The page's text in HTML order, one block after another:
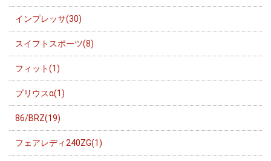
インプレッサ(30)
スイフトスポーツ(8)
フィット(1)
プリウスα(1)
86/BRZ(19)
フェアレディ240ZG(1)